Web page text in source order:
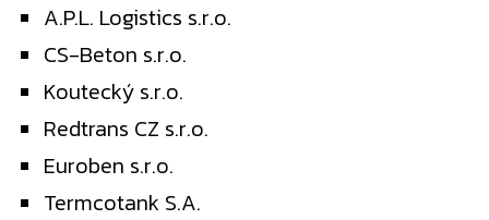
A.P.L. Logistics s.r.o.
CS-Beton s.r.o.
Koutecký s.r.o.
Redtrans CZ s.r.o.
Euroben s.r.o.
Termcotank S.A.